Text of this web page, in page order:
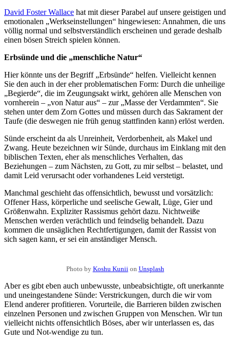
David Foster Wallace hat mit dieser Parabel auf unsere geistigen und
emotionalen „Werkseinstellungen“ hingewiesen: Annahmen, die uns
völlig normal und selbstverständlich erscheinen und gerade deshalb
einen bösen Streich spielen können.
Erbsünde und die „menschliche Natur“
Hier könnte uns der Begriff „Erbsünde“ helfen. Vielleicht kennen
Sie den auch in der eher problematischen Form: Durch die unheilige
„Begierde“, die im Zeugungsakt wirkt, gehören alle Menschen von
vornherein – „von Natur aus“ – zur „Masse der Verdammten“. Sie
stehen unter dem Zorn Gottes und müssen durch das Sakrament der
Taufe (die deswegen nie früh genug stattfinden kann) erlöst werden.
Sünde erscheint da als Unreinheit, Verdorbenheit, als Makel und
Zwang. Heute bezeichnen wir Sünde, durchaus im Einklang mit den
biblischen Texten, eher als menschliches Verhalten, das
Beziehungen – zum Nächsten, zu Gott, zu mir selbst – belastet, und
damit Leid verursacht oder vorhandenes Leid verstetigt.
Manchmal geschieht das offensichtlich, bewusst und vorsätzlich:
Offener Hass, körperliche und seelische Gewalt, Lüge, Gier und
Größenwahn. Expliziter Rassismus gehört dazu. Nichtweiße
Menschen werden verächtlich und feindselig behandelt. Dazu
kommen die unsäglichen Rechtfertigungen, damit der Rassist von
sich sagen kann, er sei ein anständiger Mensch.
Photo by Koshu Kunii on Unsplash
Aber es gibt eben auch unbewusste, unbeabsichtigte, oft unerkannte
und uneingestandene Sünde: Verstrickungen, durch die wir vom
Elend anderer profitieren. Vorurteile, die Barrieren bilden zwischen
einzelnen Personen und zwischen Gruppen von Menschen. Wir tun
vielleicht nichts offensichtlich Böses, aber wir unterlassen es, das
Gute und Not-wendige zu tun.